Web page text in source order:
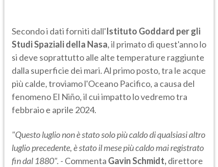
Secondo i dati forniti dall'Istituto Goddard per gli
Studi Spaziali della Nasa, il primato di quest'anno lo
si deve soprattutto alle alte temperature raggiunte
dalla superficie dei mari. Al primo posto, tra le acque
più calde, troviamo l'Oceano Pacifico, a causa del
fenomeno El Niño, il cui impatto lo vedremo tra
febbraio e aprile 2024.
"Questo luglio non è stato solo più caldo di qualsiasi altro
luglio precedente, è stato il mese più caldo mai registrato
fin dal 1880". - Commenta Gavin Schmidt,direttore